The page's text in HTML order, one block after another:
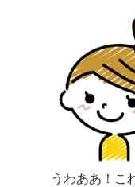
うわああ！こ